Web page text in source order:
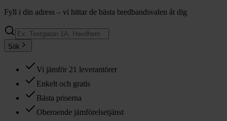
Fyll i din adress – vi hittar de bästa bredbandsvalen åt dig
Sök
Vi jämför 21 leverantörer
Enkelt och gratis
Bästa priserna
Oberoende jämförelsetjänst